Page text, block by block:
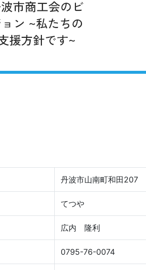
丹波市山南町和田207
てつや
広内 隆利
0795-76-0074